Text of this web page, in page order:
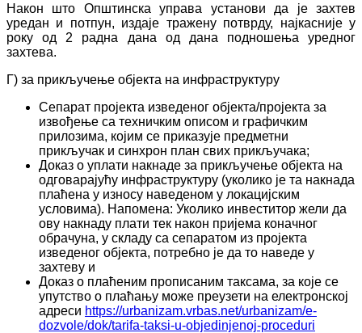
Након што Општинска управа установи да је захтев
уредан и потпун, издаје тражену потврду, најкасније у
року од 2 радна дана од дана подношења уредног
захтева.
Г) за прикључење објекта на инфраструктуру
Сепарат пројекта изведеног објекта/пројекта за
извођење са техничким описом и графичким
прилозима, којим се приказује предметни
прикључак и синхрон план свих прикључака;
Доказ о уплати накнаде за прикључење објекта на
одговарајућу инфраструктуру (уколико је та накнада
плаћена у износу наведеном у локацијским
условима). Напомена: Уколико инвеститор жели да
ову накнаду плати тек након пријема коначног
обрачуна, у складу са сепаратом из пројекта
изведеног објекта, потребно је да то наведе у
захтеву и
Доказ о плаћеним прописаним таксама, за које се
упутство о плаћању може преузети на електронској
адреси https://urbanizam.vrbas.net/urbanizam/e-
dozvole/dok/tarifa-taksi-u-objedinjenoj-proceduri